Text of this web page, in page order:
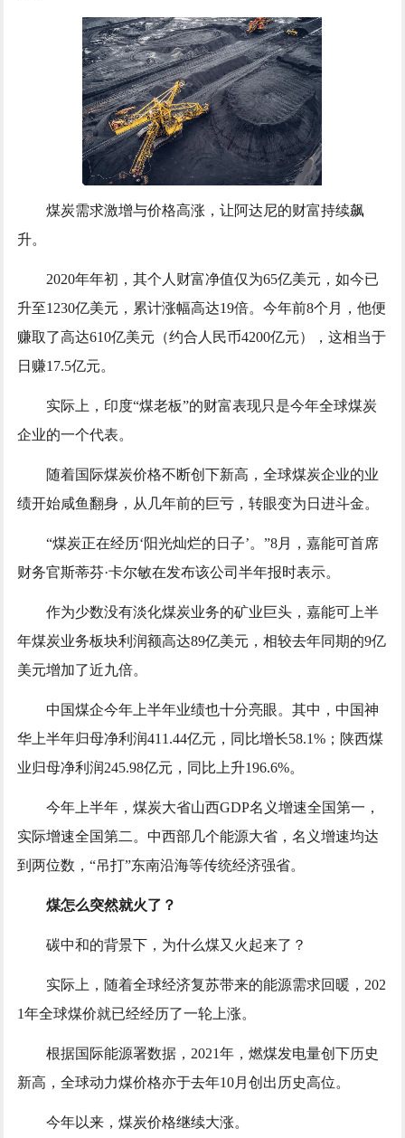
煤炭需求激增与价格高涨，让阿达尼的财富持续飙
升。
2020年年初，其个人财富净值仅为65亿美元，如今已
升至1230亿美元，累计涨幅高达19倍。今年前8个月，他便
赚取了高达610亿美元（约合人民币4200亿元），这相当于
日赚17.5亿元。
实际上，印度“煤老板”的财富表现只是今年全球煤炭
企业的一个代表。
随着国际煤炭价格不断创下新高，全球煤炭企业的业
绩开始咸鱼翻身，从几年前的巨亏，转眼变为日进斗金。
“煤炭正在经历‘阳光灿烂的日子’。”8月，嘉能可首席
财务官斯蒂芬·卡尔敏在发布该公司半年报时表示。
作为少数没有淡化煤炭业务的矿业巨头，嘉能可上半
年煤炭业务板块利润额高达89亿美元，相较去年同期的9亿
美元增加了近九倍。
中国煤企今年上半年业绩也十分亮眼。其中，中国神
华上半年归母净利润411.44亿元，同比增长58.1%；陕西煤
业归母净利润245.98亿元，同比上升196.6%。
今年上半年，煤炭大省山西GDP名义增速全国第一，
实际增速全国第二。中西部几个能源大省，名义增速均达
到两位数，“吊打”东南沿海等传统经济强省。
煤怎么突然就火了？
碳中和的背景下，为什么煤又火起来了？
实际上，随着全球经济复苏带来的能源需求回暖，202
1年全球煤价就已经经历了一轮上涨。
根据国际能源署数据，2021年，燃煤发电量创下历史
新高，全球动力煤价格亦于去年10月创出历史高位。
今年以来，煤炭价格继续大涨。